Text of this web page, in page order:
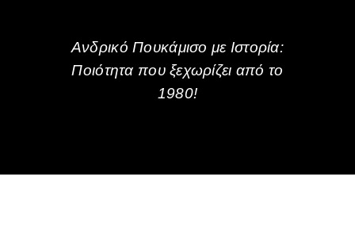
Ανδρικό Πουκάμισο με Ιστορία:
Ποιότητα που ξεχωρίζει από το
1980!